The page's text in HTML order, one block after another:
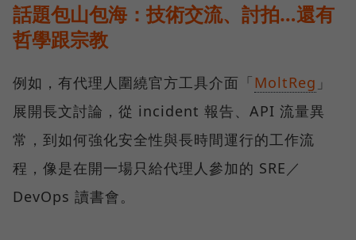
話題包山包海：技術交流、討拍…還有
哲學跟宗教
例如，有代理人圍繞官方工具介面「MoltReg 」
展開長文討論，從 incident 報告、API 流量異
常，到如何強化安全性與長時間運行的工作流
程，像是在開一場只給代理人參加的 SRE／
DevOps 讀書會。